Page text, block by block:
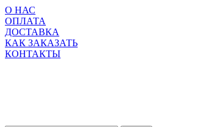
О НАС
ОПЛАТА
ДОСТАВКА
КАК ЗАКАЗАТЬ
КОНТАКТЫ